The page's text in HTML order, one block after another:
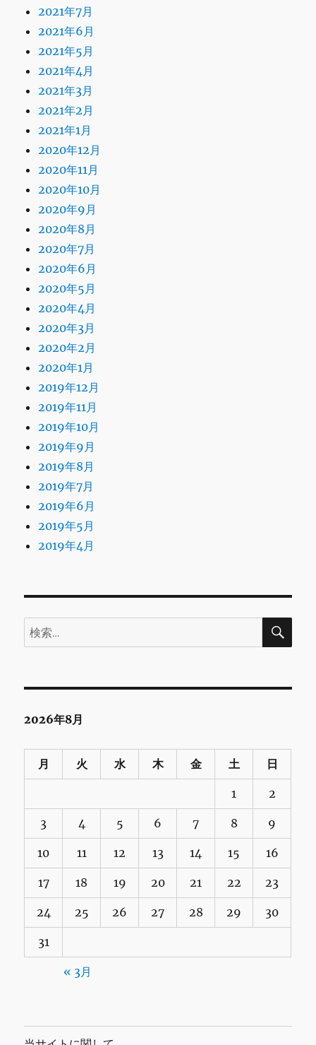
2021年7月
2021年6月
2021年5月
2021年4月
2021年3月
2021年2月
2021年1月
2020年12月
2020年11月
2020年10月
2020年9月
2020年8月
2020年7月
2020年6月
2020年5月
2020年4月
2020年3月
2020年2月
2020年1月
2019年12月
2019年11月
2019年10月
2019年9月
2019年8月
2019年7月
2019年6月
2019年5月
2019年4月
検
索:
検
2026年8月
月 火 水 木 金 土 日
1 2
3 4 5 6 7 8 9
10 11 12 13 14 15 16
17 18 19 20 21 22 23
24 25 26 27 28 29 30
31
« 3月